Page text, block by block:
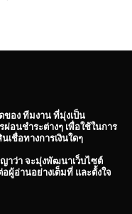
ของ ทีมงาน ที่มุ่งเป็น
อนชำระต่างๆ เพื่อใช้ในการ
เชื่อทางการเงินใดๆ
าว่า จะมุ่งพัฒนาเว็บไซต์
ผู้อ่านอย่างเต็มที่ และตั้งใจ